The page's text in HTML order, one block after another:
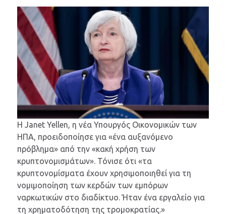
Η Janet Yellen, η νέα Υπουργός Οικονομικών των
ΗΠΑ, προειδοποίησε για «ένα αυξανόμενο
πρόβλημα» από την «κακή χρήση των
κρυπτονομισμάτων». Τόνισε ότι «τα
κρυπτονομίσματα έχουν χρησιμοποιηθεί για τη
νομιμοποίηση των κερδών των εμπόρων
ναρκωτικών στο διαδίκτυο. Ήταν ένα εργαλείο για
τη χρηματοδότηση της τρομοκρατίας.»